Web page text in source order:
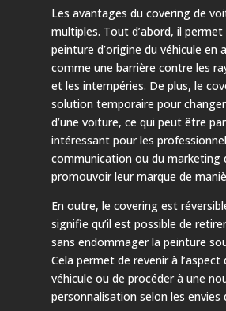
Les avantages du covering de
multiples. Tout d’abord, il
peinture d’origine du véhicule en
comme une barrière contre les
et les intempéries. De plus, le
solution temporaire pour changer
d’une voiture, ce qui peut être
intéressant pour les
communication ou du marketing
promouvoir leur marque de
En outre, le covering est
signifie qu’il est possible de
sans endommager la peinture
Cela permet de revenir à l’aspect
véhicule ou de procéder à une
personnalisation selon les envies